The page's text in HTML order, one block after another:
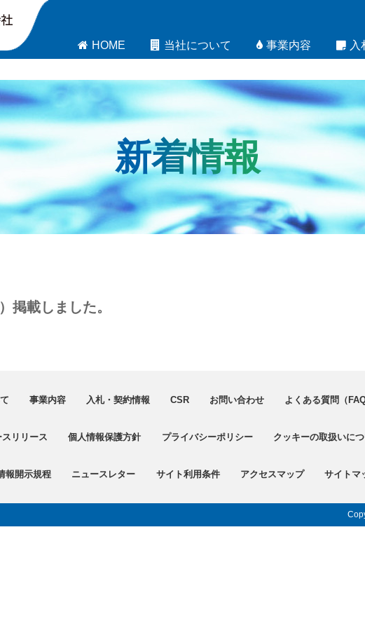
HOME 当社について 事業内容 入
新着情報
掲載しました。
事業内容 入札・契約情報 CSR お問い合わせ よくある質問（FAQ
スリリース 個人情報保護方針 プライバシーポリシー クッキーの取扱いに
報開示規程 ニュースレター サイト利用条件 アクセスマップ サイトマ